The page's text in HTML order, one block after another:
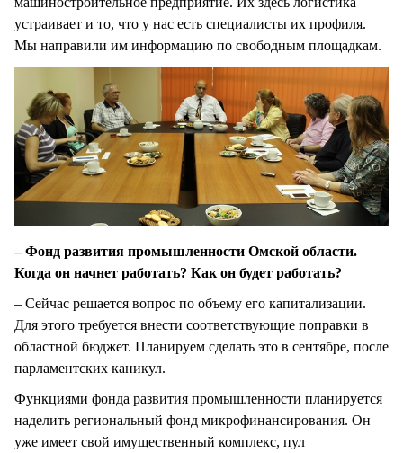
устраивает и то, что у нас есть специалисты их профиля.
Мы направили им информацию по свободным площадкам.
– Фонд развития промышленности Омской области.
Когда он начнет работать? Как он будет работать?
– Сейчас решается вопрос по объему его капитализации.
Для этого требуется внести соответствующие поправки в
областной бюджет. Планируем сделать это в сентябре, после
парламентских каникул.
Функциями фонда развития промышленности планируется
наделить региональный фонд микрофинансирования. Он
уже имеет свой имущественный комплекс, пул